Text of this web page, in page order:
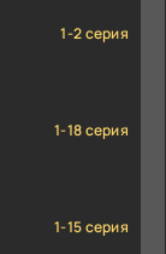
1-2 серия
1-18 серия
1-15 серия